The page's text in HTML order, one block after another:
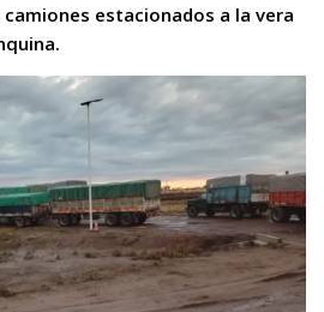
estacionados a la vera